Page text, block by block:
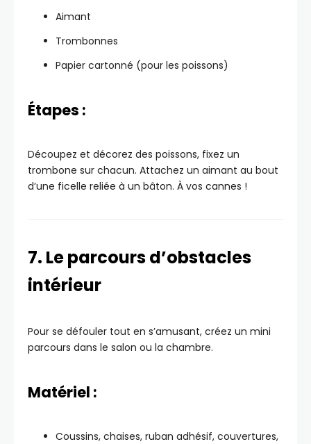
Aimant
Trombonnes
Papier cartonné (pour les poissons)
Étapes :
Découpez et décorez des poissons, fixez un
trombone sur chacun. Attachez un aimant au bout
d’une ficelle reliée à un bâton. À vos cannes !
7. Le parcours d’obstacles
intérieur
Pour se défouler tout en s’amusant, créez un mini
parcours dans le salon ou la chambre.
Matériel :
Coussins, chaises, ruban adhésif, couvertures,